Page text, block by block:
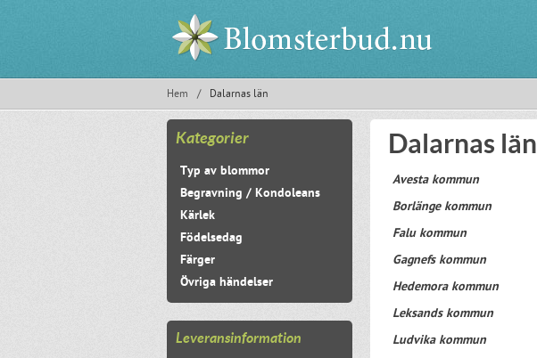
Hem / Dalarnas län
Kategorier
Typ av blommor
Begravning / Kondoleans
Kärlek
Födelsedag
Färger
Övriga händelser
Leveransinformation
Dalarnas län
Avesta kommun
Borlänge kommun
Falu kommun
Gagnefs kommun
Hedemora kommun
Leksands kommun
Ludvika kommun